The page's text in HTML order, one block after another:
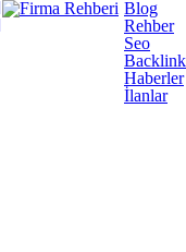
Blog
Rehber
Seo
Backlink
Haberler
İlanlar